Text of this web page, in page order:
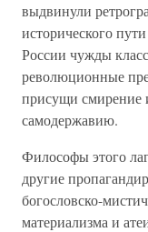
выдвинули
исторического
России чужды
революционные
присущи смирение
самодержавию.
Философы этого
другие
богословско-
материализма и